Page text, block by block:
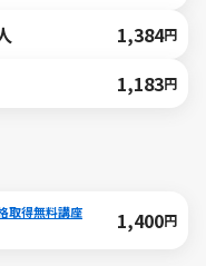
1,384円
1,183円
取得無料講座
1,400円